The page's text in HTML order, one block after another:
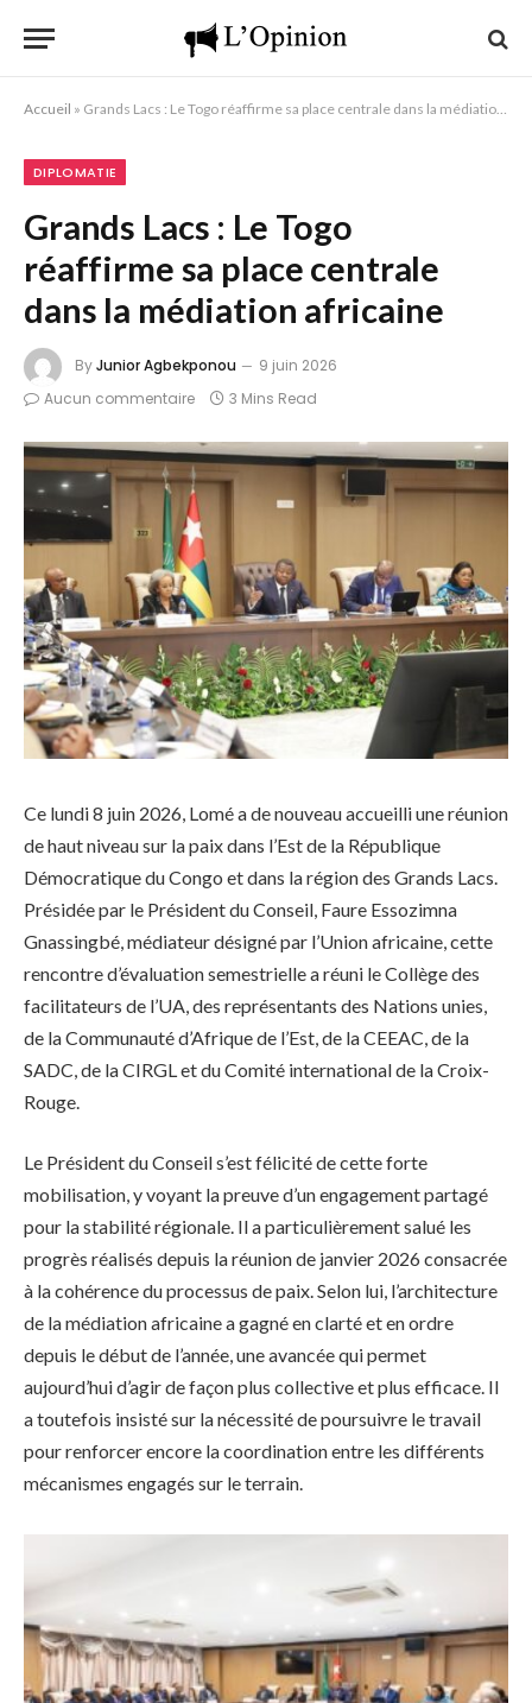
Accueil » Grands Lacs : Le Togo réaffirme sa place centrale dans la médiation africaine
DIPLOMATIE
Grands Lacs : Le Togo
réaffirme sa place centrale
dans la médiation africaine
ByJunior Agbekponou
9 juin 2026
Aucun commentaire
3 Mins Read
Ce lundi 8 juin 2026, Lomé a de nouveau accueilli une réunion
de haut niveau sur la paix dans l’Est de la République
Démocratique du Congo et dans la région des Grands Lacs.
Présidée par le Président du Conseil, Faure Essozimna
Gnassingbé, médiateur désigné par l’Union africaine, cette
rencontre d’évaluation semestrielle a réuni le Collège des
facilitateurs de l’UA, des représentants des Nations unies,
de la Communauté d’Afrique de l’Est, de la CEEAC, de la
SADC, de la CIRGL et du Comité international de la Croix-
Rouge.
Le Président du Conseil s’est félicité de cette forte
mobilisation, y voyant la preuve d’un engagement partagé
pour la stabilité régionale. Il a particulièrement salué les
progrès réalisés depuis la réunion de janvier 2026 consacrée
à la cohérence du processus de paix. Selon lui, l’architecture
de la médiation africaine a gagné en clarté et en ordre
depuis le début de l’année, une avancée qui permet
aujourd’hui d’agir de façon plus collective et plus efficace. Il
a toutefois insisté sur la nécessité de poursuivre le travail
pour renforcer encore la coordination entre les différents
mécanismes engagés sur le terrain.